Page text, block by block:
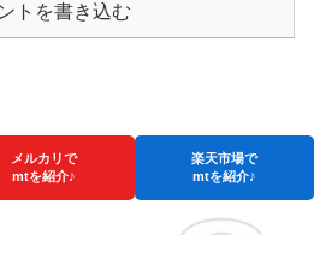
トを書き込む
メルカリで
mtを紹介♪
楽天市場で
mtを紹介♪